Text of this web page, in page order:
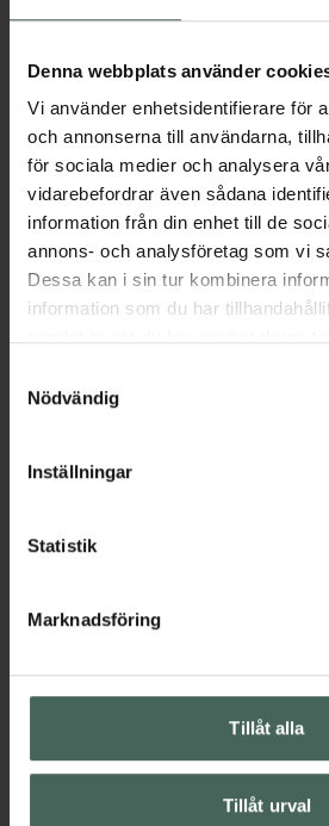
Denna webbplats använder
Vi använder enhetsidentifierare för
och annonserna till användarna,
för sociala medier och analysera
vidarebefordrar även sådana
information från din enhet till de
annons- och analysföretag som vi
Dessa kan i sin tur kombinera
information som du har
återkalla ditt samtycke via
cookieinställningar. Ett återkallat
lagligheten av behandling som
Nödvändig
Inställningar
Statistik
Marknadsföring
Tillåt alla
Tillåt urval
Aktuella erbjudanden
Beskrivning
05413760481036
Kronans Apotek finns här för dig.
datorn. Oavsett vem du är så är
med oss.
Kundservice
Kontakta oss
Hitta apotek
Leverans, betalning och retur